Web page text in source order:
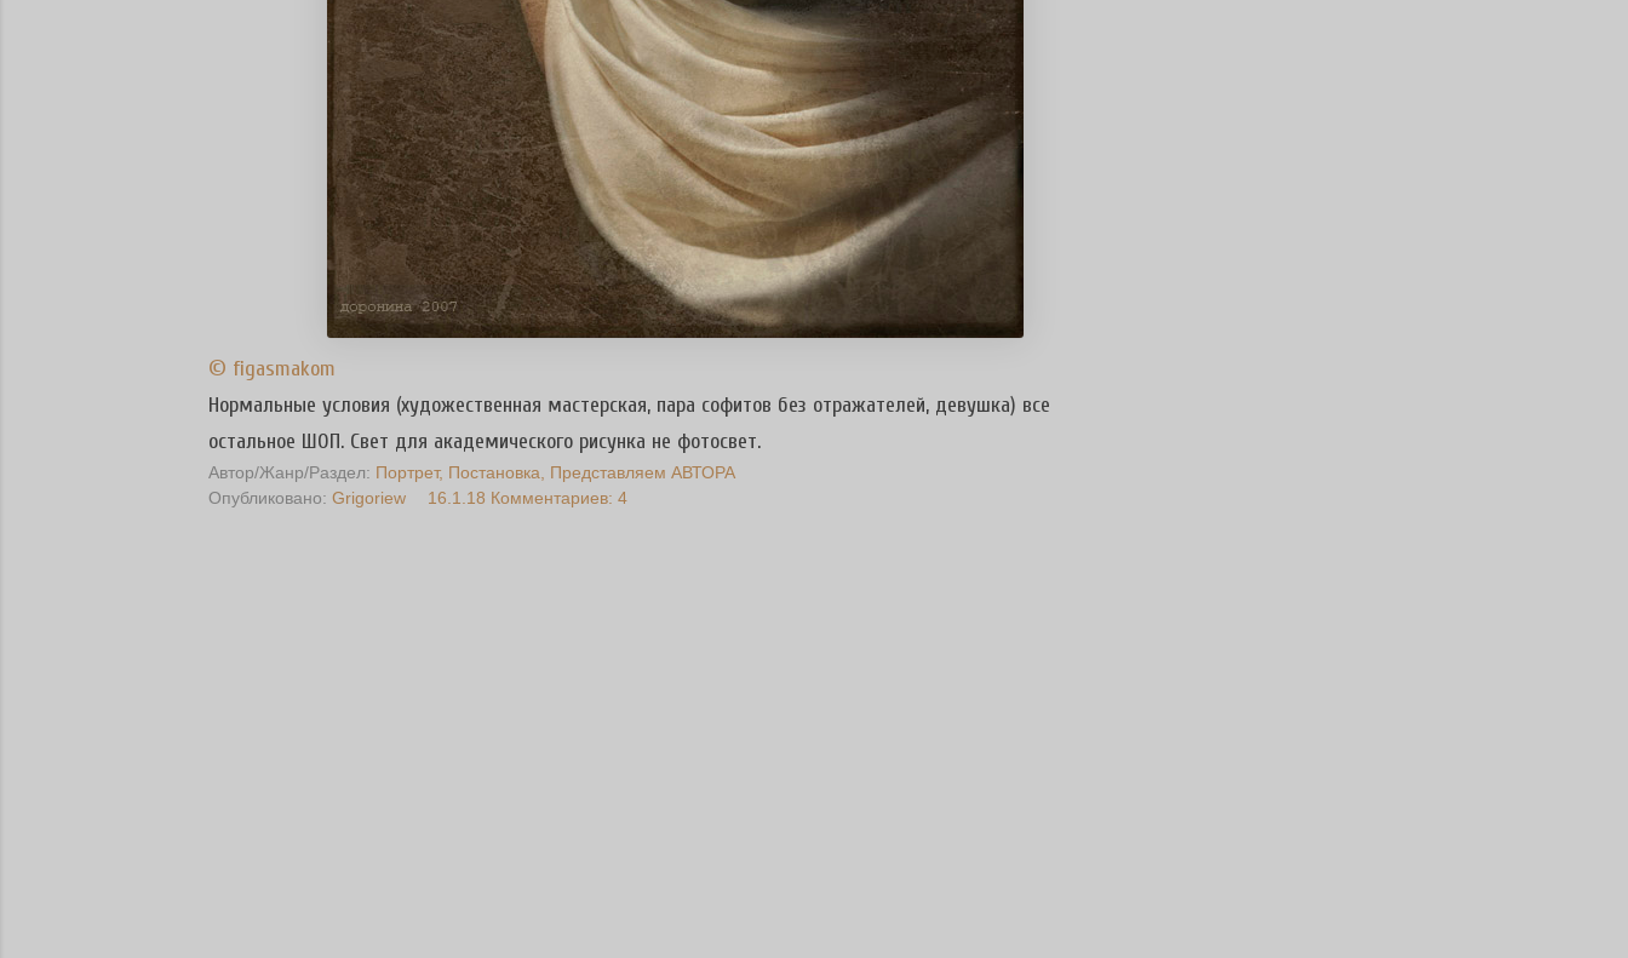
© figasmakom
Нормальные условия (художественная мастерская, пара софитов без отражателей, девушка) все
остальное ШОП. Свет для академического рисунка не фотосвет.
Автор/Жанр/Раздел: Портрет Постановка
Представляем АВТОРА
Опубликовано: Grigoriew 16.1.18 Комментариев: 4